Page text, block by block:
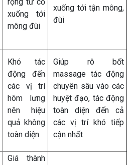
xuống tới
mông đùi
xuống tới tận mông,
đùi
Khó tác
động đến
các vị trí
hõm lưng
nên hiệu
quả không
toàn diện
Giúp rô bốt
massage tác động
chuyên sâu vào các
huyệt đạo, tác động
toàn diện đến cả
các vị trí khó tiếp
cận nhất
Giá thành